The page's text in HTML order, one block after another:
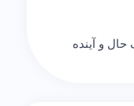
و آینده